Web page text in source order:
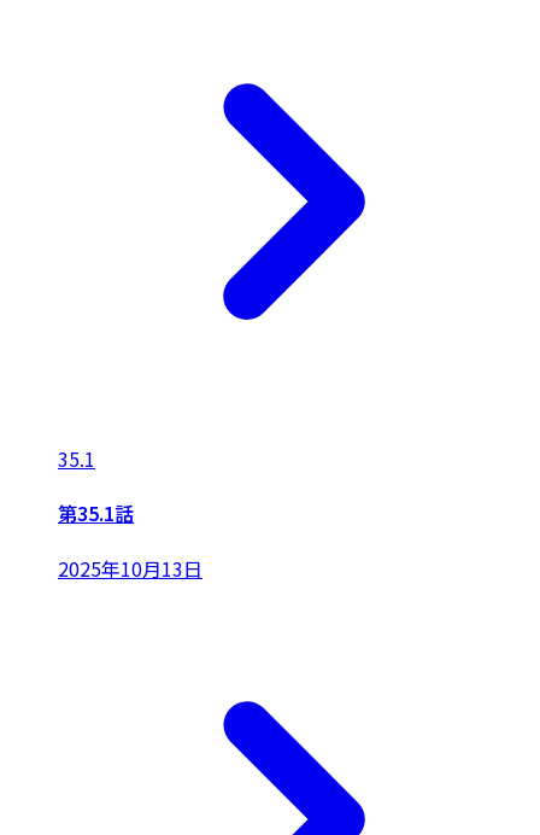
35.1
第35.1話
2025年10月13日